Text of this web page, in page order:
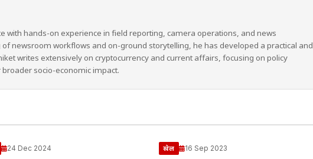
with hands-on experience in field reporting, camera operations, and news
newsroom workflows and on-ground storytelling, he has developed a practical and
writes extensively on cryptocurrency and current affairs, focusing on policy
socio-economic impact.
24 Dec 2024 खेल 16 Sep 2023